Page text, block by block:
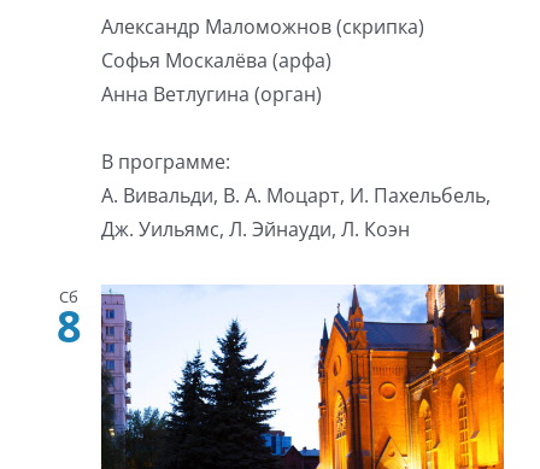
Александр Маломожнов (скрипка)
Софья Москалёва (арфа)
Анна Ветлугина (орган)
В программе:
А. Вивальди, В. А. Моцарт, И. Пахельбель,
Дж. Уильямс, Л. Эйнауди, Л. Коэн
Сб
8